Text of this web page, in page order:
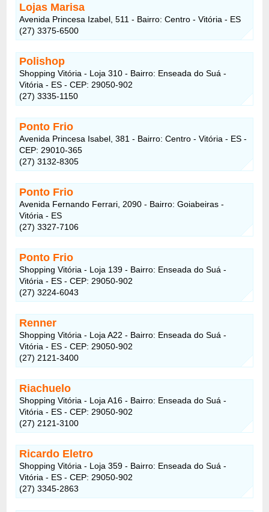
Lojas Marisa
Avenida Princesa Izabel, 511 - Bairro: Centro - Vitória - ES
(27) 3375-6500
Polishop
Shopping Vitória - Loja 310 - Bairro: Enseada do Suá -
Vitória - ES - CEP: 29050-902
(27) 3335-1150
Ponto Frio
Avenida Princesa Isabel, 381 - Bairro: Centro - Vitória - ES -
CEP: 29010-365
(27) 3132-8305
Ponto Frio
Avenida Fernando Ferrari, 2090 - Bairro: Goiabeiras -
Vitória - ES
(27) 3327-7106
Ponto Frio
Shopping Vitória - Loja 139 - Bairro: Enseada do Suá -
Vitória - ES - CEP: 29050-902
(27) 3224-6043
Renner
Shopping Vitória - Loja A22 - Bairro: Enseada do Suá -
Vitória - ES - CEP: 29050-902
(27) 2121-3400
Riachuelo
Shopping Vitória - Loja A16 - Bairro: Enseada do Suá -
Vitória - ES - CEP: 29050-902
(27) 2121-3100
Ricardo Eletro
Shopping Vitória - Loja 359 - Bairro: Enseada do Suá -
Vitória - ES - CEP: 29050-902
(27) 3345-2863